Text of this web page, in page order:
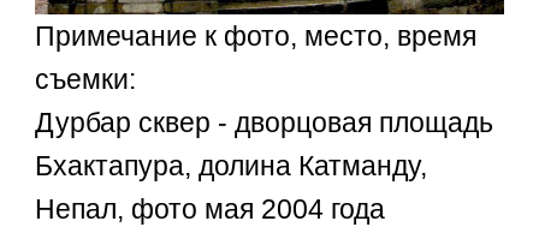
Примечание к фото, место, время
съемки:
Дурбар сквер - дворцовая площадь
Бхактапура, долина Катманду,
Непал, фото мая 2004 года